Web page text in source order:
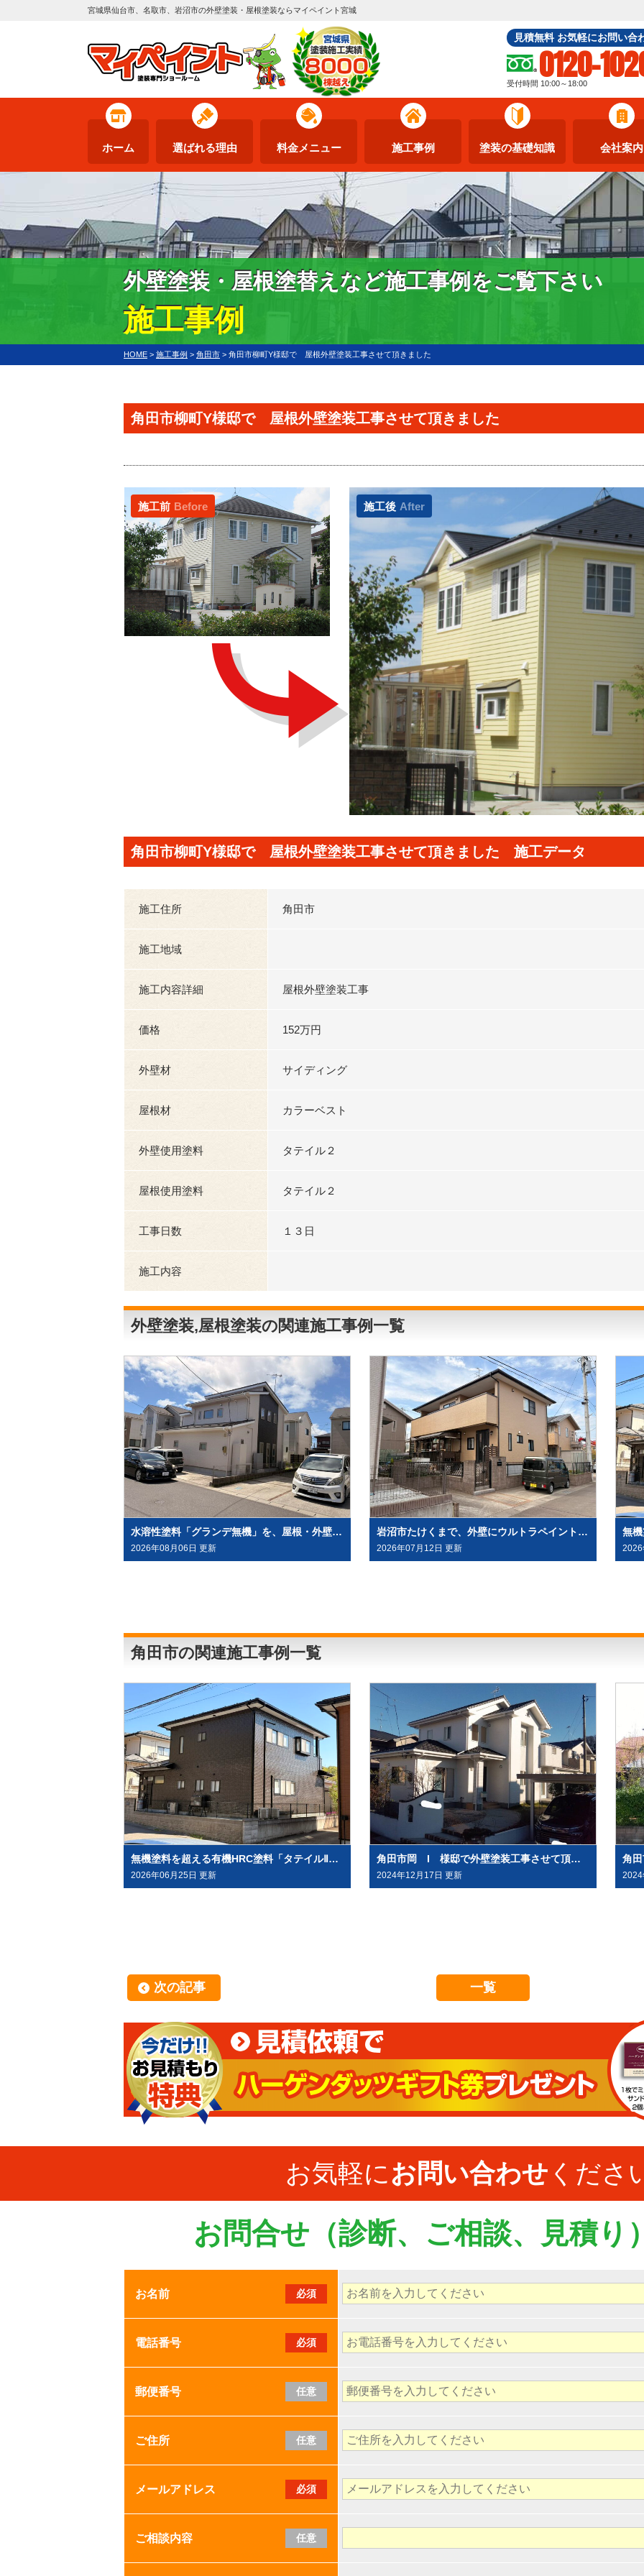
宮城県仙台市、名取市、岩沼市の外壁塗装・屋根塗装ならマイペイント宮城
見積無料 お気軽にお問い合
0120-
受付時間 10:00～18:00
ホーム 選ばれる理由 料金メニュー 施工事例 塗装の基礎知識 会社案内
外壁塗装・屋根塗替えなど施工事例をご覧下さい
施工事例
HOME > 施工事例 > 角田市 > 角田市柳町Y様邸で 屋根外壁塗装工事させて頂きました
角田市柳町Y様邸で 屋根外壁塗装工事させて頂きました
施工後 After
施工前 Before
角田市柳町Y様邸で 屋根外壁塗装工事させて頂きました 施工データ
施工住所 角田市
施工地域
施工内容詳細 屋根外壁塗装工事
価格 152万円
外壁材 サイディング
屋根材 カラーベスト
外壁使用塗料 タテイル２
屋根使用塗料 タテイル２
工事日数 １３日
施工内容
外壁塗装,屋根塗装の関連施工事例一覧
水溶性塗料「グランデ無機」を、屋根・外壁塗装（外壁はデコラトーン工法）にて施工させていただきました（大崎市古川）
2026年08月06日 更新
岩沼市たけくまで、外壁にウルトラペイントシリーズ無機塗料「ウルトラMUKI＋ウルトラTOP」と、屋根に「ウルトラルーフ＋ウルトラTOP」にて塗装させていただきました。
2026年07月12日 更新 2026
角田市の関連施工事例一覧
無機塗料を超える有機HRC塗料「タテイルⅡ」で施工させていただきました（塗料メーカー：プレマテックス社）
2026年06月25日 更新
角田市岡 I 様邸で外壁塗装工事させて頂きました
2024年12月17日 更新 2024
次の記事 一覧
お気軽にお問い合わせ くださ
お問合せ（診断、ご相談、見積り
お名前 必須
電話番号 必須
郵便番号 任意
ご住所 任意
メールアドレス 必須
ご相談内容 任意